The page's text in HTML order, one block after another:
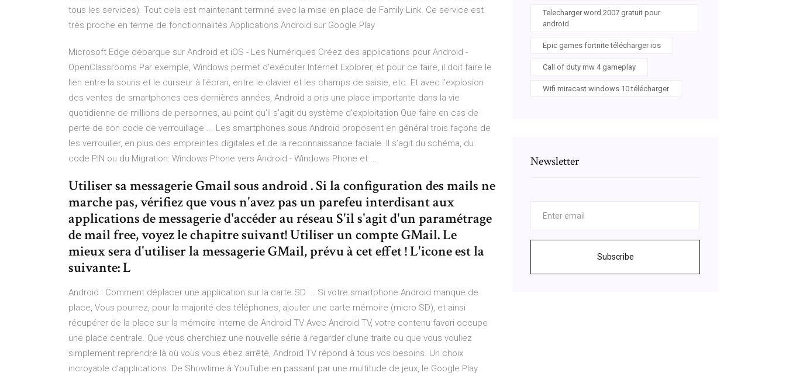
tous les services). Tout cela est maintenant terminé avec la mise en place de Family Link. Ce service est
très proche en terme de fonctionnalités Applications Android sur Google Play
Microsoft Edge débarque sur Android et iOS - Les Numériques Créez des applications pour Android -
OpenClassrooms Par exemple, Windows permet d'exécuter Internet Explorer, et pour ce faire, il doit faire le
lien entre la souris et le curseur à l'écran, entre le clavier et les champs de saisie, etc. Et avec l'explosion
des ventes de smartphones ces dernières années, Android a pris une place importante dans la vie
quotidienne de millions de personnes, au point qu'il s'agit du système d'exploitation Que faire en cas de
perte de son code de verrouillage ... Les smartphones sous Android proposent en général trois façons de
les verrouiller, en plus des empreintes digitales et de la reconnaissance faciale. Il s’agit du schéma, du
code PIN ou du Migration: Windows Phone vers Android - Windows Phone et ...
Utiliser sa messagerie Gmail sous android . Si la configuration des mails ne
marche pas, vérifiez que vous n'avez pas un parefeu interdisant aux
applications de messagerie d'accéder au réseau S'il s'agit d'un paramétrage
de mail free, voyez le chapitre suivant! Utiliser un compte GMail. Le
mieux sera d'utiliser la messagerie GMail, prévu à cet effet ! L'icone est la
suivante: L
Android : Comment déplacer une application sur la carte SD ... Si votre smartphone Android manque de
place, Vous pourrez, pour la majorité des téléphones, ajouter une carte mémoire (micro SD), et ainsi
récupérer de la place sur la mémoire interne de Android TV Avec Android TV, votre contenu favori occupe
une place centrale. Que vous cherchiez une nouvelle série à regarder d'une traite ou que vous vouliez
simplement reprendre là où vous vous étiez arrêté, Android TV répond à tous vos besoins. Un choix
incroyable d'applications. De Showtime à YouTube en passant par une multitude de jeux, le Google Play
Telecharger word 2007 gratuit pour
android
Epic games fortnite télécharger ios
Call of duty mw 4 gameplay
Wifi miracast windows 10 télécharger
Newsletter
Subscribe